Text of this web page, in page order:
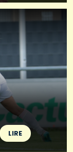
LIRE